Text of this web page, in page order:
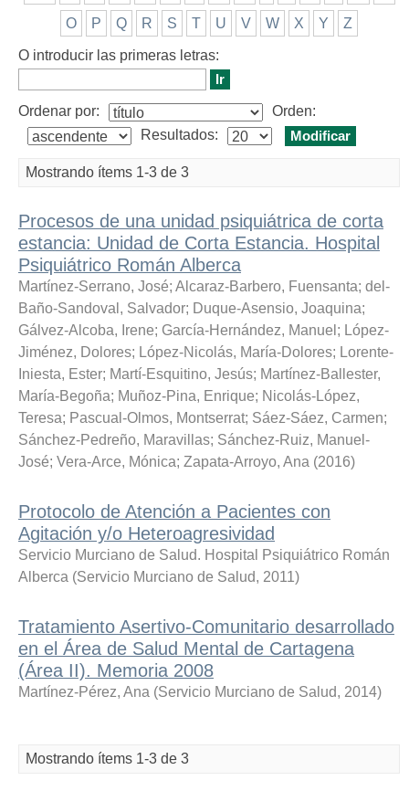
O P Q R S T U V W X Y Z
O introducir las primeras letras:
Ordenar por:
Orden:
Resultados:
Mostrando ítems 1-3 de 3
Procesos de una unidad psiquiátrica de corta
estancia: Unidad de Corta Estancia. Hospital
Psiquiátrico Román Alberca
Martínez-Serrano, José; Alcaraz-Barbero, Fuensanta; del-
Baño-Sandoval, Salvador; Duque-Asensio, Joaquina;
Gálvez-Alcoba, Irene; García-Hernández, Manuel ; López-
Jiménez, Dolores; López-Nicolás, María-Dolores; Lorente-
Iniesta, Ester; Martí-Esquitino, Jesús; Martínez-Ballester,
María-Begoña; Muñoz-Pina, Enrique; Nicolás-López,
Teresa; Pascual-Olmos, Montserrat; Sáez-Sáez, Carmen;
Sánchez-Pedreño, Maravillas; Sánchez-Ruiz, Manuel-
José; Vera-Arce, Mónica; Zapata-Arroyo, Ana (2016)
Protocolo de Atención a Pacientes con
Agitación y/o Heteroagresividad
Servicio Murciano de Salud. Hospital Psiquiátrico Román
Alberca (Servicio Murciano de Salud, 2011)
Tratamiento Asertivo-Comunitario desarrollado
en el Área de Salud Mental de Cartagena
(Área II). Memoria 2008
Martínez-Pérez, Ana (Servicio Murciano de Salud, 2014)
Mostrando ítems 1-3 de 3